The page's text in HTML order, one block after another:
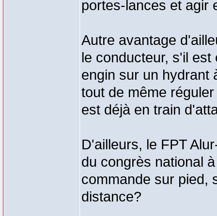
portes-lances et agir
Autre avantage
le conducteur, s'il
engin sur un hydrant
tout de même
est déjà en train
D'ailleurs, le FPT
du congrès national
commande sur pied,
distance?